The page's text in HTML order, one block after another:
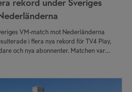
rekord under Sveriges
VM-match mot Nederländerna
i flera nya rekord för TV4 Play,
och nya abonnenter. Matchen var
i landet, säger Johan Cederqvist,